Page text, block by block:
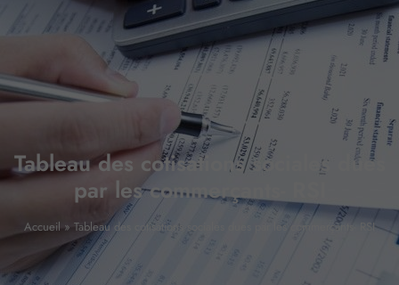
Tableau des cotisations sociales dues
par les commerçants- RSI
Accueil » Tableau des cotisations sociales dues par les commerçants- RSI